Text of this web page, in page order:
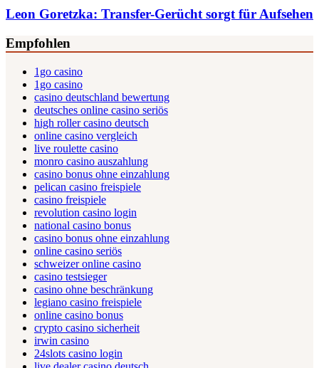
Leon Goretzka: Transfer-Gerücht sorgt für Aufsehen
Empfohlen
1go casino
1go casino
casino deutschland bewertung
deutsches online casino seriös
high roller casino deutsch
online casino vergleich
live roulette casino
monro casino auszahlung
casino bonus ohne einzahlung
pelican casino freispiele
casino freispiele
revolution casino login
national casino bonus
casino bonus ohne einzahlung
online casino seriös
schweizer online casino
casino testsieger
casino ohne beschränkung
legiano casino freispiele
online casino bonus
crypto casino sicherheit
irwin casino
24slots casino login